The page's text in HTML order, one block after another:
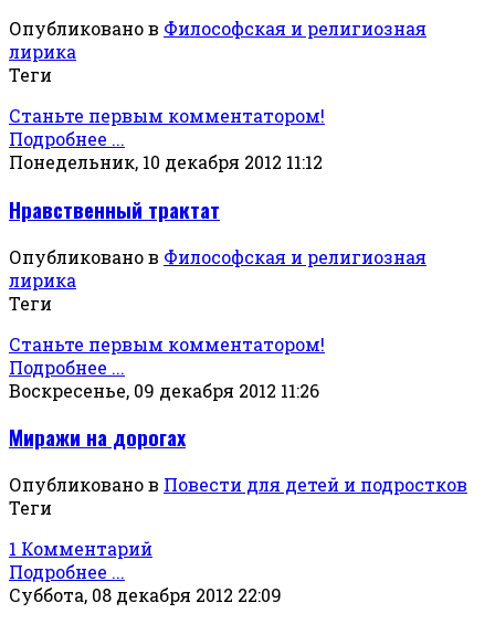
Опубликовано в Философская и религиозная
лирика
Теги
Станьте первым комментатором!
Подробнее ...
Понедельник, 10 декабря 2012 11:12
Нравственный трактат
Опубликовано в Философская и религиозная
лирика
Теги
Станьте первым комментатором!
Подробнее ...
Воскресенье, 09 декабря 2012 11:26
Миражи на дорогах
Опубликовано в Повести для детей и подростков
Теги
1 Комментарий
Подробнее ...
Суббота, 08 декабря 2012 22:09